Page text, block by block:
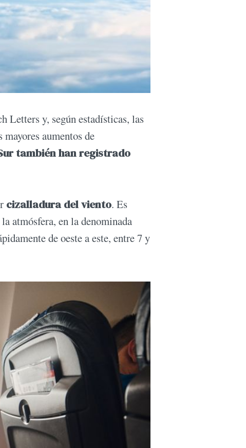
Letters y, según estadísticas, las
aumentos de
también han registrado
cizalladura del viento. Es
atmósfera, en la denominada
de oeste a este, entre 7 y